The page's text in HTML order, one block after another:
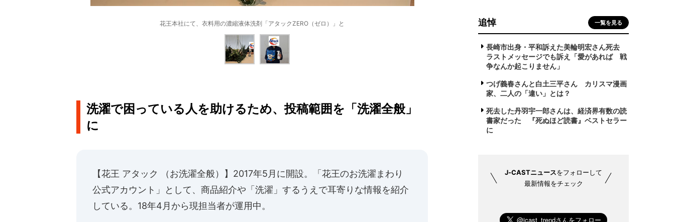
花王本社にて、衣料用の濃縮液体洗剤「アタックZERO（ゼロ）」と
洗濯で困っている人を助けるため、投稿範囲を「洗濯全般」
に
【花王 アタック （お洗濯全般）
】2017年5月に開設。「花王のお洗濯まわり
公式アカウント」として、商品紹介や「洗濯」するうえで耳寄りな情報を紹介
している。18年4月から現担当者が運用中。
追悼 一覧を見る
長崎市出身・平和訴えた美輪明宏さん死去
ラストメッセージでも訴え「愛があれば 戦
争なんか起こりません」
つげ義春さんと白土三平さん カリスマ漫画
家、二人の「違い」とは？
死去した丹羽宇一郎さんは、経済界有数の読
書家だった 『死ぬほど読書』ベストセラー
に
J-CASTニュースをフォローして
最新情報をチェック